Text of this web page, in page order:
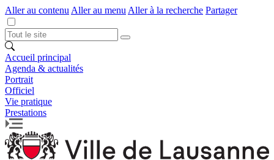
Aller au contenu Aller au menu Aller à la recherche Partager
Accueil principal
Agenda & actualités
Portrait
Officiel
Vie pratique
Prestations